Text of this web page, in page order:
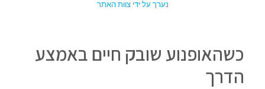
נערך על ידי צוות האתר
כשהאופנוע שובק חיים באמצע
הדרך